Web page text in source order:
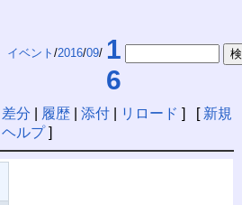
イベント /2016/09/ 1
6
差分 履歴| 添付| リロード ] [ 新規
ヘルプ]